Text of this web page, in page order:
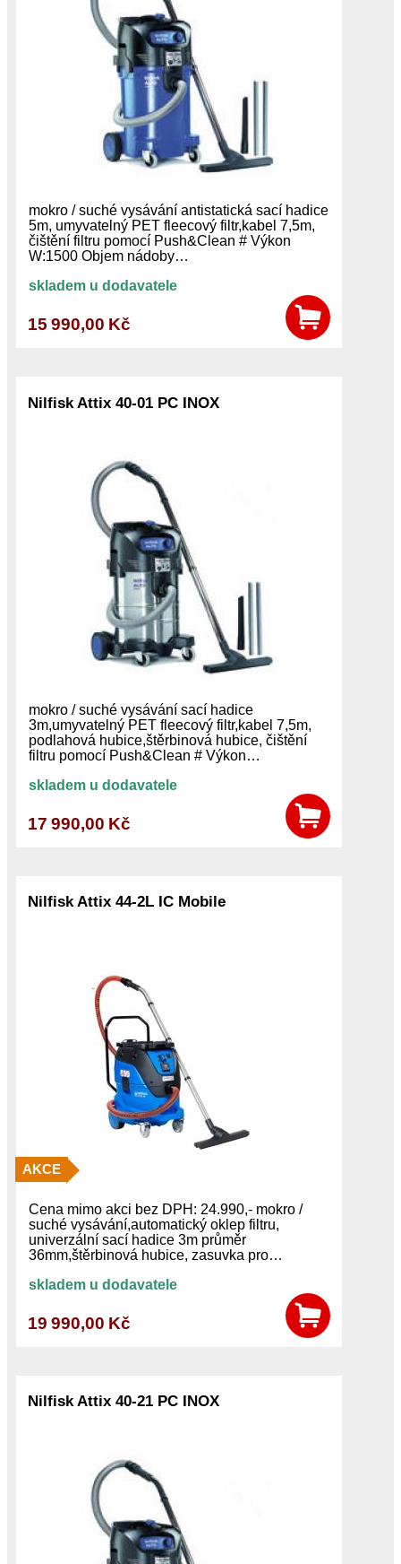
mokro / suché vysávání antistatická sací hadice
5m, umyvatelný PET fleecový filtr,kabel 7,5m,
čištění filtru pomocí Push&Clean # Výkon
W:1500 Objem nádoby…
skladem u dodavatele
15 990,00 Kč
Nilfisk Attix 40-01 PC INOX
mokro / suché vysávání sací hadice
3m,umyvatelný PET fleecový filtr,kabel 7,5m,
podlahová hubice,štěrbinová hubice, čištění
filtru pomocí Push&Clean # Výkon…
skladem u dodavatele
17 990,00 Kč
Nilfisk Attix 44-2L IC Mobile
AKCE
Cena mimo akci bez DPH: 24.990,- mokro /
suché vysávání,automatický oklep filtru,
univerzální sací hadice 3m průměr
36mm,štěrbinová hubice, zasuvka pro…
skladem u dodavatele
19 990,00 Kč
Nilfisk Attix 40-21 PC INOX